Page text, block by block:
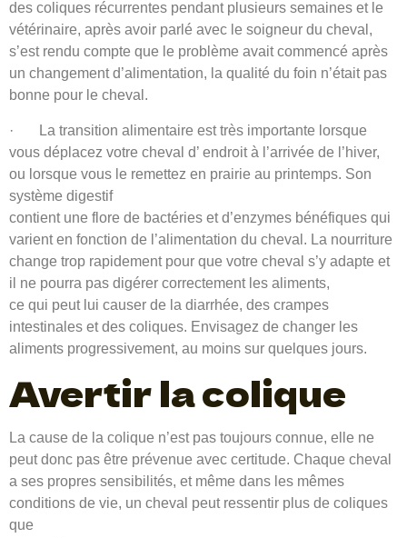
des coliques récurrentes pendant plusieurs semaines et le
vétérinaire, après avoir parlé avec le soigneur du cheval,
s’est rendu compte que le problème avait commencé après
un changement d’alimentation, la qualité du foin n’était pas
bonne pour le cheval.
· La transition alimentaire est très importante lorsque
vous déplacez votre cheval d’ endroit à l’arrivée de l’hiver,
ou lorsque vous le remettez en prairie au printemps. Son
système digestif
contient une flore de bactéries et d’enzymes bénéfiques qui
varient en fonction de l’alimentation du cheval. La nourriture
change trop rapidement pour que votre cheval s’y adapte et
il ne pourra pas digérer correctement les aliments,
ce qui peut lui causer de la diarrhée, des crampes
intestinales et des coliques. Envisagez de changer les
aliments progressivement, au moins sur quelques jours.
Avertir la colique
La cause de la colique n’est pas toujours connue, elle ne
peut donc pas être prévenue avec certitude. Chaque cheval
a ses propres sensibilités, et même dans les mêmes
conditions de vie, un cheval peut ressentir plus de coliques
que